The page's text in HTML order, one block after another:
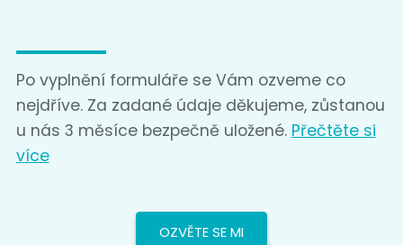
Po vyplnění formuláře se Vám ozveme co
nejdříve. Za zadané údaje děkujeme, zůstanou
u nás 3 měsíce bezpečně uložené. Přečtěte si
více
OZVĚTE SE MI